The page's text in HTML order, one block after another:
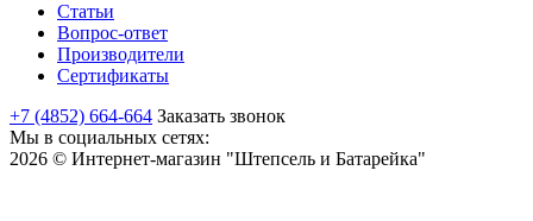
Статьи
Вопрос-ответ
Производители
Сертификаты
+7 (4852) 664-664 Заказать звонок
Мы в социальных сетях:
2026 © Интернет-магазин "Штепсель и Батарейка"